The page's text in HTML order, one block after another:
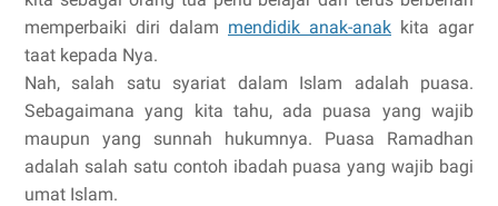
memperbaiki diri dalam mendidik anak-anak kita agar
taat kepada Nya.
Nah, salah satu syariat dalam Islam adalah puasa.
Sebagaimana yang kita tahu, ada puasa yang wajib
maupun yang sunnah hukumnya. Puasa Ramadhan
adalah salah satu contoh ibadah puasa yang wajib bagi
umat Islam.